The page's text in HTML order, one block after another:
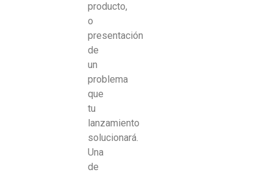
producto,
o
presentación
de
un
problema
que
tu
lanzamiento
solucionará.
Una
de